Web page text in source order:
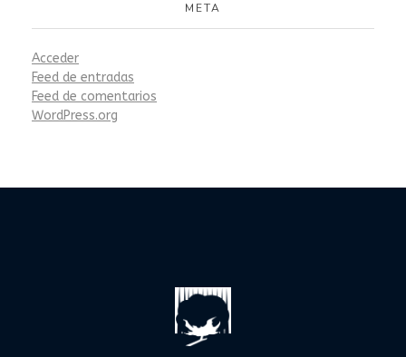
META
Acceder
Feed de entradas
Feed de comentarios
WordPress.org